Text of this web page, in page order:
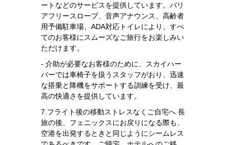
ートなどのサービスを提供しています。バリ
アフリースロープ、音声アナウンス、高齢者
用予備駐車場、ADA対応トイレにより、すべ
てのお客様にスムーズなご旅行をお楽しみい
ただけます。
- 介助が必要なお客様のために、スカイハー
バーでは車椅子を扱うスタッフがおり、迅速
な搭乗と降機をサポートする訓練を受け、最
高の快適さを提供しています。
7.フライト後の移動ストレスなくご自宅へ 長
旅の後、フェニックスにお戻りになる際も、
空港を出発するときと同じようにシームレス